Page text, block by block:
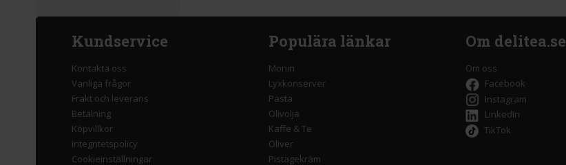
Kundservice
Kontakta oss
Vanliga frågor
Frakt och leverans
Betalning
Köpvillkor
Integritetspolicy
Cookieinställningar
Populära länkar
Monin
Lyxkonserver
Pasta
Olivolja
Kaffe & Te
Oliver
Pistagekräm
Om delitea.se
Om oss
Facebook
Instagram
LinkedIn
TikTok